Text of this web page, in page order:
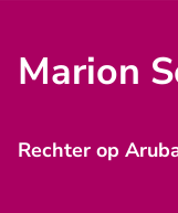
Marion
Rechter op